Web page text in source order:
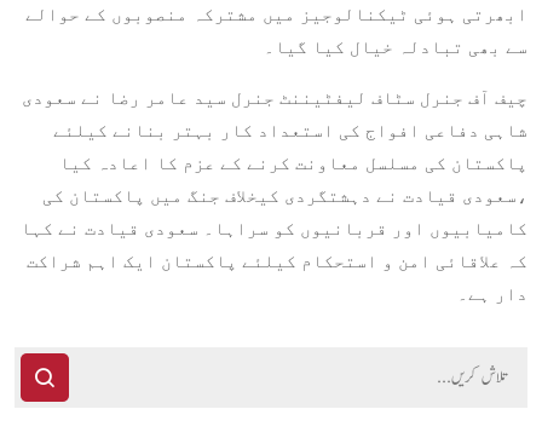
ابھرتی ہوئی ٹیکنالوجیز میں مشترکہ منصوبوں کے حوالے
سے بھی تبادلہ خیال کیا گیا۔
چیف آف جنرل سٹاف لیفٹیننٹ جنرل سید عامر رضا نے سعودی
شاہی دفاعی افواج کی استعداد کار بہتر بنانے کیلئے
پاکستان کی مسلسل معاونت کرنے کے عزم کا اعادہ کیا
،سعودی قیادت نے دہشتگردی کیخلاف جنگ میں پاکستان کی
کامیابیوں اور قربانیوں کو سراہا۔ سعودی قیادت نے کہا
کہ علاقائی امن و استحکام کیلئے پاکستان ایک اہم شراکت
دار ہے۔